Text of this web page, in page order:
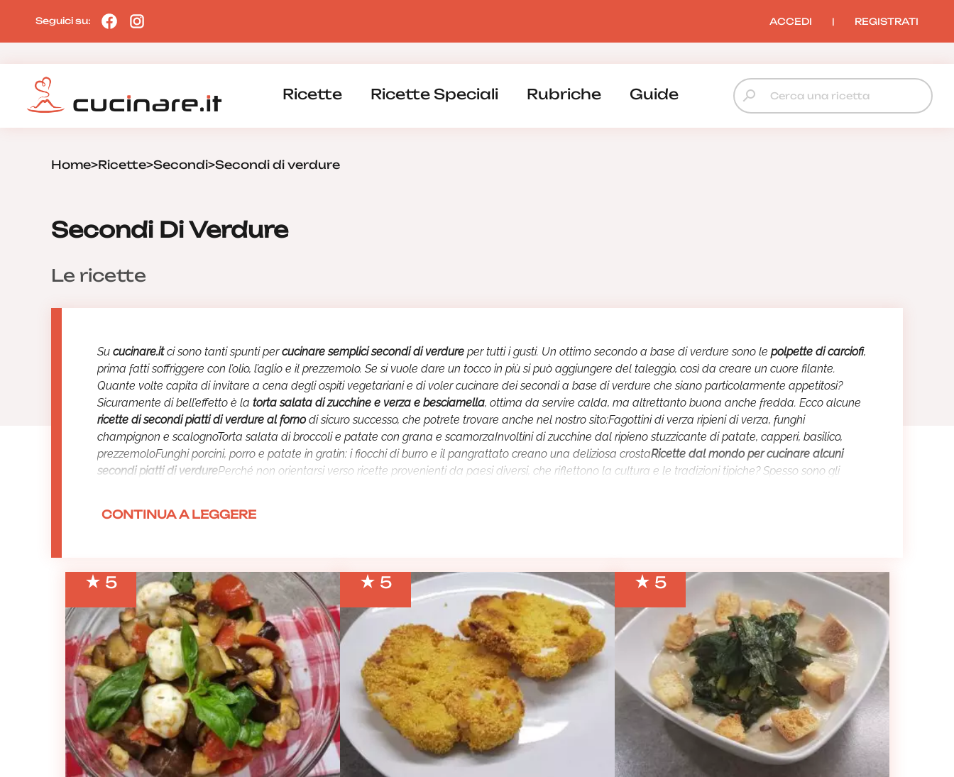
Seguici su: ACCEDI | REGISTRATI
Ricette Ricette Speciali Rubriche Guide
Home>Ricette>Secondi>Secondi di verdure
Secondi Di Verdure
Le ricette
Su cucinare.itci sono tanti spunti percucinare semplici secondi di verdure per tutti i gusti. Un ottimo secondo a base di verdure sono le polpette di carciofi,
prima fatti soffriggere con l’olio, l’aglio e il prezzemolo. Se si vuole dare un tocco in più si può aggiungere del taleggio, così da creare un cuore filante.
Quante volte capita di invitare a cena degli ospiti vegetariani e di voler cucinare dei secondi a base di verdure che siano particolarmente appetitosi?
Sicuramente di bell’effetto è la torta salata di zucchine e verza e besciamella, ottima da servire calda, ma altrettanto buona anche fredda. Ecco alcune
ricette di secondi piatti di verdure al fornodi sicuro successo, che potrete trovare anche nel nostro sito:Fagottini di verza ripieni di verza, funghi
champignon e scalognoTorta salata di broccoli e patate con grana e scamorzaInvoltini di zucchine dal ripieno stuzzicante di patate, capperi, basilico,
prezzemoloFunghi porcini, porro e patate in gratin: i fiocchi di burro e il pangrattato creano una deliziosa crostaRicette dal mondo per cucinare alcuni
secondi piatti di verdurePerché non orientarsi verso ricette provenienti da paesi diversi, che riflettono la cultura e le tradizioni tipiche? Spesso sono gli
un mix di verdure cucinate con la passata di pomodoro e l’aroma di curcuma e curry.
CONTINUA A LEGGERE
5 5 5